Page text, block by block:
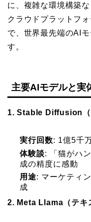
に、複雑な環境構築
クラウドプラットフ
で、世界最先端のAI
す。
主要AIモデルと実
1. Stable Diffusion（
実行回数: 1億5千
体験談: 「猫がハ
成の精度に感動
用途: マーケティ
成
2. Meta Llama（テキ